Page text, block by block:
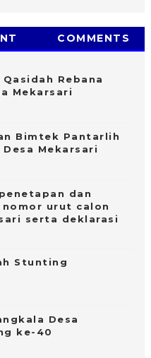
COMMENTS
Rebana
Mekarsari
Bimtek Pantarlih
Mekarsari
dan
urut calon
serta deklarasi
Stunting
Desa
ke-40